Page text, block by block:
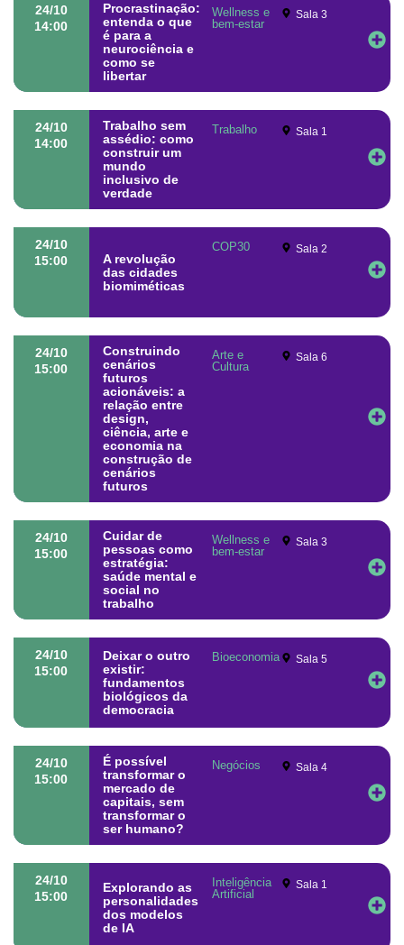
24/10
14:00
Procrastinação:
entenda o que
é para a
neurociência e
como se
libertar
Wellness e
bem-estar
Sala 3
24/10
14:00
Trabalho sem
assédio: como
construir um
mundo
inclusivo de
verdade
Trabalho Sala 1
24/10
15:00
A revolução
das cidades
biomiméticas
COP30 Sala 2
24/10
15:00
Construindo
cenários
futuros
acionáveis: a
relação entre
design,
ciência, arte e
economia na
construção de
cenários
futuros
Arte e
Cultura
Sala 6
24/10
15:00
Cuidar de
pessoas como
estratégia:
saúde mental e
social no
trabalho
Wellness e
bem-estar
Sala 3
24/10
15:00
Deixar o outro
existir:
fundamentos
biológicos da
democracia
Bioeconomia Sala 5
24/10
15:00
É possível
transformar o
mercado de
capitais, sem
transformar o
ser humano?
Negócios Sala 4
24/10
15:00
Explorando as
personalidades
dos modelos
de IA
Inteligência
Artificial
Sala 1